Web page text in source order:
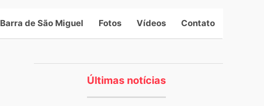
Barra de São Miguel Fotos Vídeos Contato
Últimas notícias